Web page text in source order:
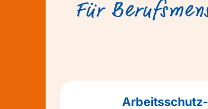
Arbeitsschutz-